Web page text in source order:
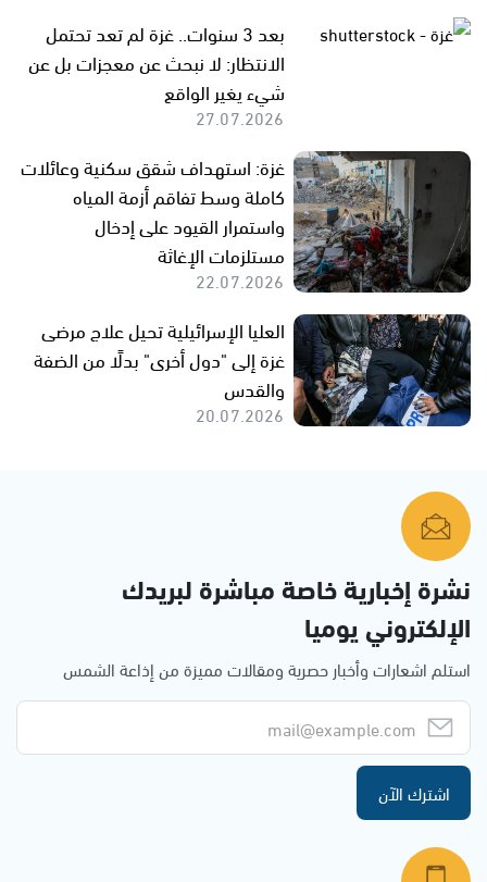
بعد 3 سنوات.. غزة لم تعد تحتمل
الانتظار: لا نبحث عن معجزات بل عن
شيء يغير الواقع
27.07.2026
غزة: استهداف شقق سكنية وعائلات
كاملة وسط تفاقم أزمة المياه
واستمرار القيود على إدخال
مستلزمات الإغاثة
22.07.2026
العليا الإسرائيلية تحيل علاج مرضى
غزة إلى "دول أخرى" بدلًا من الضفة
والقدس
20.07.2026
نشرة إخبارية خاصة مباشرة لبريدك
الإلكتروني يوميا
استلم اشعارات وأخبار حصرية ومقالات مميزة من إذاعة الشمس
اشترك الآن